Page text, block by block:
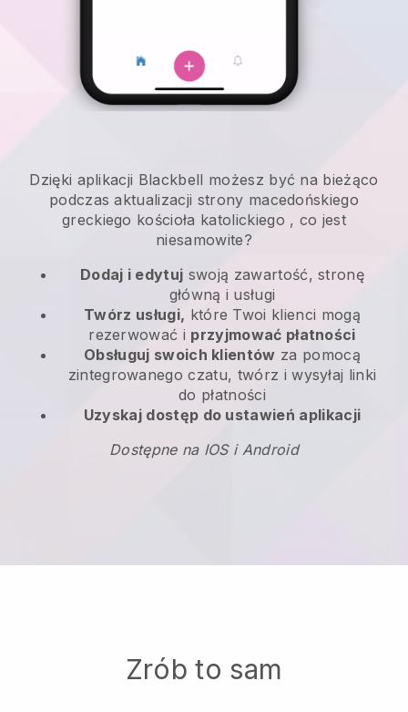
Dzięki aplikacji Blackbell możesz być na bieżąco
podczas aktualizacji strony macedońskiego
greckiego kościoła katolickiego , co jest
niesamowite?
Dodaj i edytuj swoją zawartość, stronę
główną i usługi
Twórz usługi, które Twoi klienci mogą
rezerwować i przyjmować płatności
Obsługuj swoich klientów za pomocą
zintegrowanego czatu, twórz i wysyłaj linki
do płatności
Uzyskaj dostęp do ustawień aplikacji
Dostępne na IOS i Android
Zrób to sam